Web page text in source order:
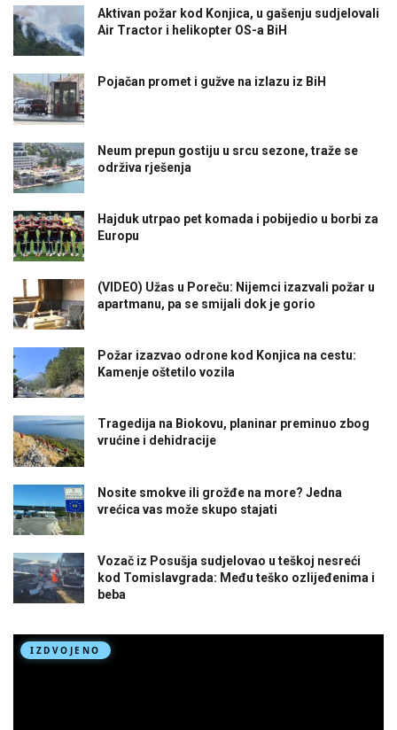
Aktivan požar kod Konjica, u gašenju sudjelovali
Air Tractor i helikopter OS-a BiH
Pojačan promet i gužve na izlazu iz BiH
Neum prepun gostiju u srcu sezone, traže se
održiva rješenja
Hajduk utrpao pet komada i pobijedio u borbi za
Europu
(VIDEO) Užas u Poreču: Nijemci izazvali požar u
apartmanu, pa se smijali dok je gorio
Požar izazvao odrone kod Konjica na cestu:
Kamenje oštetilo vozila
Tragedija na Biokovu, planinar preminuo zbog
vrućine i dehidracije
Nosite smokve ili grožđe na more? Jedna
vrećica vas može skupo stajati
Vozač iz Posušja sudjelovao u teškoj nesreći
kod Tomislavgrada: Među teško ozlijeđenima i
beba